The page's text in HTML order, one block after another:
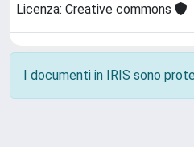
Licenza: Creative commons
I documenti in IRIS sono